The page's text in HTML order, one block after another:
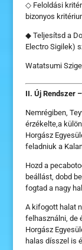
◇ Feloldási
bizonyos
◆ Teljesítsd a
Electro Sigilek)
Watatsumi
II. Új Rendszer
Nemrégiben,
érzékelte,a
Horgász
feladniuk a
Hozd a
beállást, dobd
fogtad a nagy
A kifogott halat
felhasználni, de
Horgász
halas dísszel is